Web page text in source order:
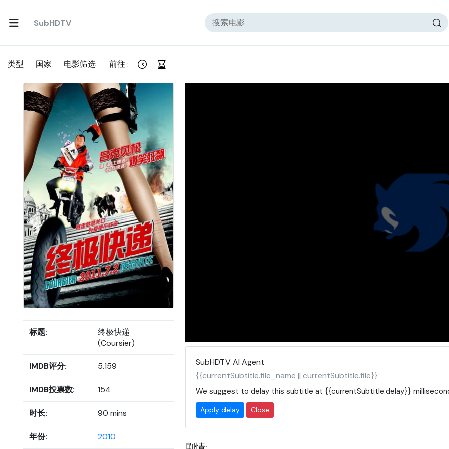
SubHDTV
类型 国家 电影筛选 前往 :
标题:
终极快递
(Coursier)
IMDB评分: 5.159
IMDB投票数: 154
时长: 90 mins
年份: 2010
SubHDTV AI Agent
{{currentSubtitle.file_name || currentSubtitle.file}}
We suggest to delay this subtitle at {{currentSubtitle.delay}}
Apply delay Close